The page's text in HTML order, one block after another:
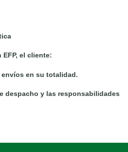
EFP, el cliente:
en su totalidad.
despacho y las responsabilidades